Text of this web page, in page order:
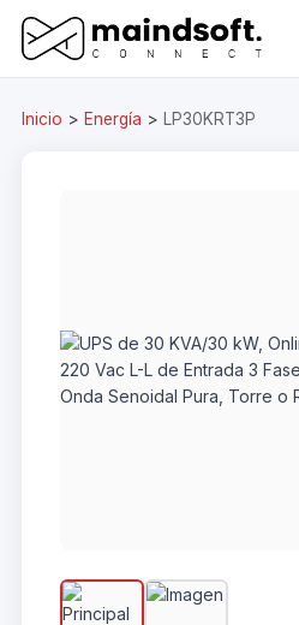
Inicio > Energía > LP30KRT3P